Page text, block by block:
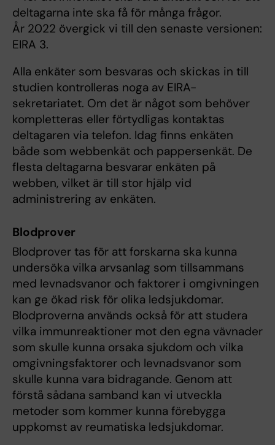
deltagarna inte ska få för många frågor.
År 2022 övergick vi till den senaste versionen:
EIRA 3.
Alla enkäter som besvaras och skickas in till
studien kontrolleras noga av EIRA-
sekretariatet. Om det är något som behöver
kompletteras eller förtydligas kontaktas
deltagaren via telefon. Idag finns enkäten
både som webbenkät och pappersenkät. De
flesta deltagarna besvarar enkäten på
webben, vilket är till stor hjälp vid
administrering av enkäten.
Blodprover
Blodprover tas för att forskarna ska kunna
undersöka vilka arvsanlag som tillsammans
med levnadsvanor och faktorer i omgivningen
kan ge ökad risk för olika ledsjukdomar.
Blodproverna används också för att studera
vilka immunreaktioner mot den egna vävnader
som skulle kunna orsaka sjukdom och vilka
omgivningsfaktorer och levnadsvanor som
skulle kunna vara bidragande. Genom att
förstå sådana samband kan vi utveckla
metoder som kommer kunna förebygga
uppkomst av reumatiska ledsjukdomar.